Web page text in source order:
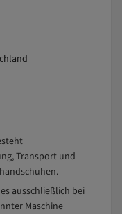
Transport und
ausschließlich bei
Maschine